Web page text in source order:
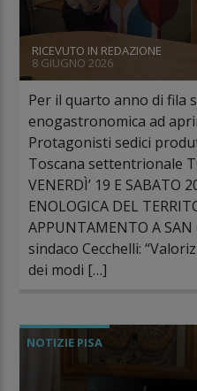
RICEVUTO IN REDAZIONE
8 GIUGNO 2026
Per il quarto anno di fila
enogastronomica ad
Protagonisti sedici
Toscana settentrionale
VENERDÌ’ 19 E SABATO
ENOLOGICA DEL
APPUNTAMENTO A
sindaco Cecchelli:
dei modi […]
NOTIZIE PISA